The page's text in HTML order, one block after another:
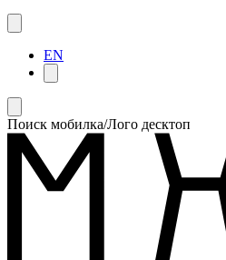
EN
Поиск мобилка/Лого десктоп